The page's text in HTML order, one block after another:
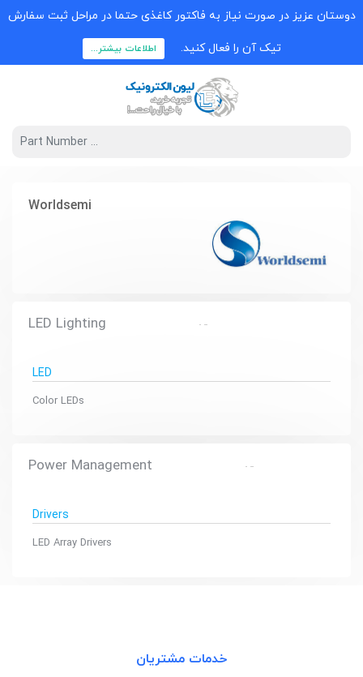
دوستان عزیز در صورت نیاز به فاکتور کاغذی حتما در مراحل ثبت سفارش
تیک آن را فعال کنید. اطلاعات بیشتر...
Worldsemi
LED Lighting
LED
Color LEDs
Power Management
Drivers
LED Array Drivers
خدمات مشتریان